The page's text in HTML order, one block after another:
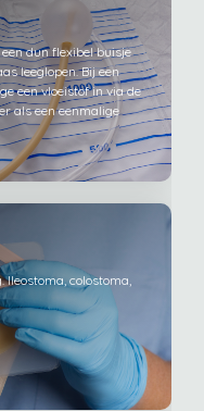
dun flexibel buisje
leeglopen. Bij een
een vloeistof in via de
als een eenmalige
colostoma,